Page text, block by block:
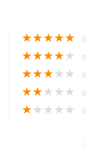
★★★★★
★★★★★
★★★★★
★★★★★
★★★★★